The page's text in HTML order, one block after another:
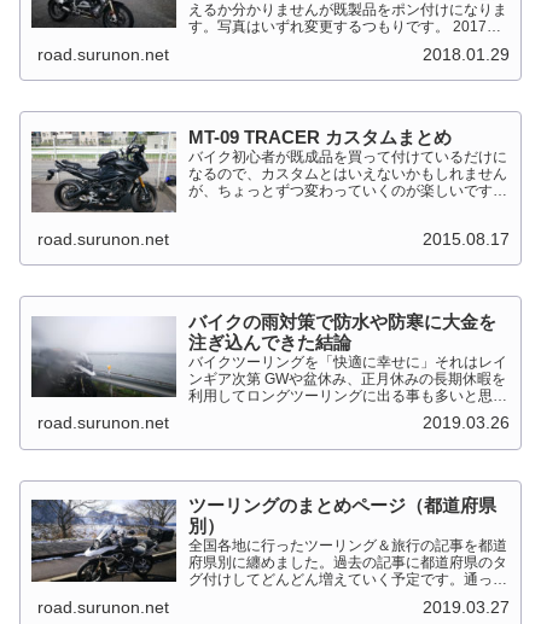
えるか分かりませんが既製品をポン付けになりま
す。写真はいずれ変更するつもりです。 2017
road.surunon.net 2018.01.29
MT-09 TRACER カスタムまとめ
バイク初心者が既成品を買って付けているだけに
なるので、カスタムとはいえないかもしれません
が、ちょっとずつ変わっていくのが楽しいです。
road.surunon.net 2015.08.17
バイクの雨対策で防水や防寒に大金を
注ぎ込んできた結論
バイクツーリングを「快適に幸せに」それはレイ
ンギア次第 GWや盆休み、正月休みの長期休暇を
利用してロングツーリングに出る事も多いと思い
り雨ならまだしも1日２日ずっと降り続ける雨が
あります。「そんな...
road.surunon.net 2019.03.26
ツーリングのまとめページ（都道府県
別）
全国各地に行ったツーリング＆旅行の記事を都道
府県別に纏めました。過去の記事に都道府県のタ
グ付けしてどんどん増えていく予定です。通った
した。 分類ってなかなか難しいですね、能登半
road.surunon.net 2019.03.27